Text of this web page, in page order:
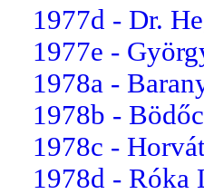
1977d - Dr.
1977e -
1978a -
1978b -
1978c -
1978d - Róka